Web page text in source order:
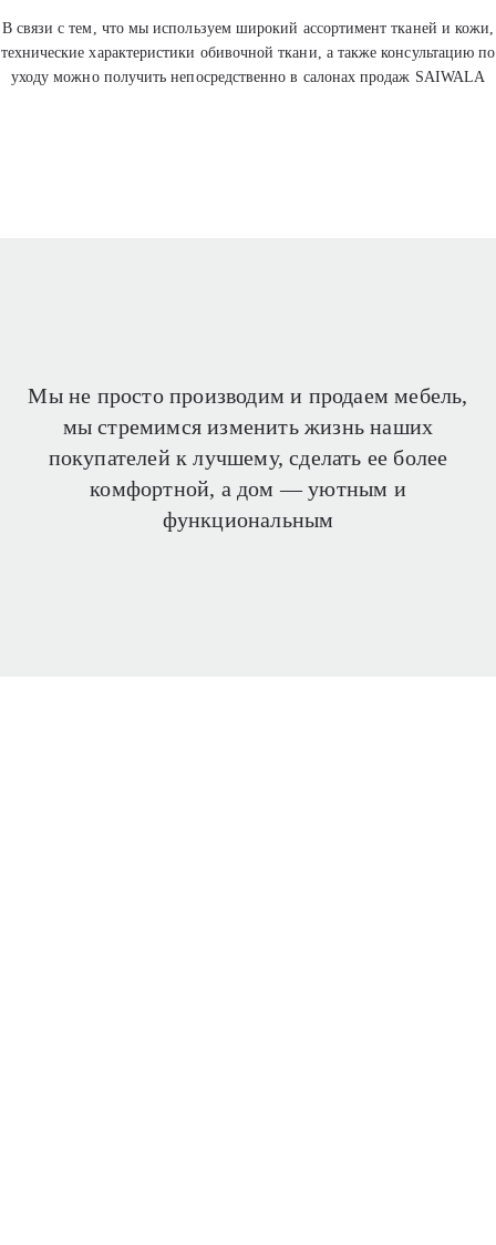
В связи с тем, что мы используем широкий ассортимент тканей и кожи,
технические характеристики обивочной ткани, а также консультацию по
уходу можно получить непосредственно в салонах продаж SAIWALA
Мы не просто производим и продаем мебель,
мы стремимся изменить жизнь наших
покупателей к лучшему, сделать ее более
комфортной, а дом —уютным и
функциональным